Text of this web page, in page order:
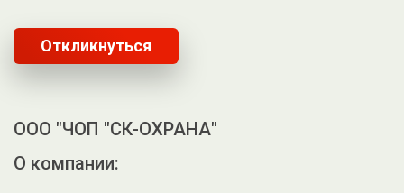
Откликнуться
ООО "ЧОП "СК-ОХРАНА"
О компании: